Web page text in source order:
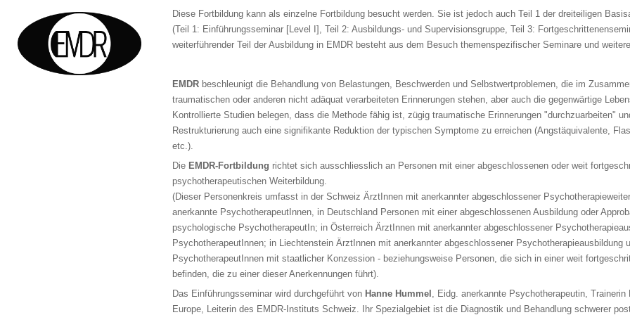
Diese Fortbildung kann als einzelne Fortbildung besucht werden. Sie ist jedoch auch Teil 1 der dreiteiligen
(Teil 1: Einführungsseminar [Level I], Teil 2: Ausbildungs- und Supervisionsgruppe, Teil 3:
weiterführender Teil der Ausbildung in EMDR besteht aus dem Besuch themenspezifischer Seminare und
EMDR beschleunigt die Behandlung von Belastungen, Beschwerden und Selbstwertproblemen, die im
traumatischen oder anderen nicht adäquat verarbeiteten Erinnerungen stehen, aber auch die gegenwärtige
Kontrollierte Studien belegen, dass die Methode fähig ist, zügig traumatische Erinnerungen "durchzuarbeiten"
Restrukturierung auch eine signifikante Reduktion der typischen Symptome zu erreichen (Angstäquivalente,
etc.).
Die EMDR-Fortbildung richtet sich ausschliesslich an Personen mit einer abgeschlossenen oder weit
psychotherapeutischen Weiterbildung.
(Dieser Personenkreis umfasst in der Schweiz ÄrztInnen mit anerkannter abgeschlossener
anerkannte PsychotherapeutInnen, in Deutschland Personen mit einer abgeschlossenen Ausbildung oder
psychologische PsychotherapeutIn; in Österreich ÄrztInnen mit anerkannter abgeschlossener
PsychotherapeutInnen; in Liechtenstein ÄrztInnen mit anerkannter abgeschlossener Psychotherapieausbildung
PsychotherapeutInnen mit staatlicher Konzession - beziehungsweise Personen, die sich in einer weit
befinden, die zu einer dieser Anerkennungen führt).
Das Einführungsseminar wird durchgeführt von Hanne Hummel , Eidg. anerkannte Psychotherapeutin,
Europe, Leiterin des EMDR-Instituts Schweiz. Ihr Spezialgebiet ist die Diagnostik und Behandlung schwerer